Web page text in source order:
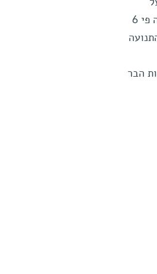
על
אופניים. הם גילו כי אנחנו זזים לא מעט בכוחות עצמנו – תנועת הביומסה שלנו מהליכה ברגל גדולה פי 6
בדרכי התנועה
במטוסים גדולה פי 10 מזו של חיות הבר